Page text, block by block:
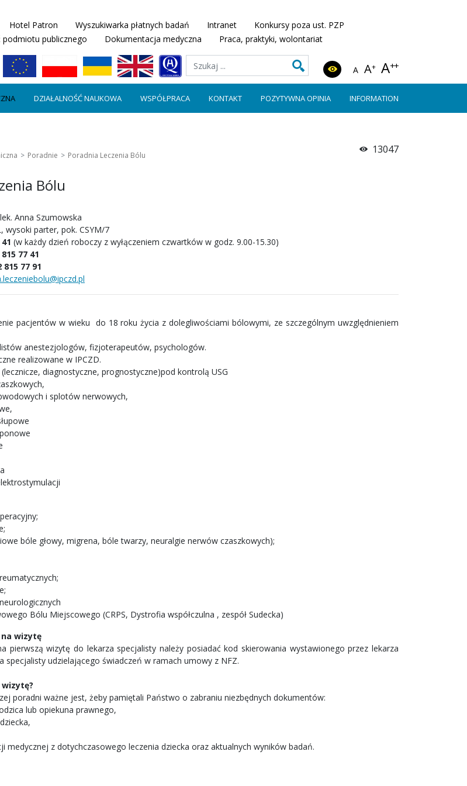
Hotel Patron Wyszukiwarka płatnych badań Intranet
Konkursy poza ust. PZP
publicznego
Dokumentacja medyczna Praca, praktyki, wolontariat
A A+ A++
DZIAŁALNOŚĆ NAUKOWA WSPÓŁPRACA KONTAKT POZYTYWNA OPINIA INFORMATION
Poradnie Poradnia Leczenia Bólu 13047
Bólu
Anna Szumowska
wysoki parter, pok. CSYM/7
(w każdy dzień roboczy z wyłączeniem czwartków w godz. 9.00-15.30)
77 41
815 77 91
pacjentów w wieku do 18 roku życia z dolegliwościami bólowymi, ze szczególnym uwzględnieniem
anestezjologów, fizjoterapeutów, psychologów.
realizowane w IPCZD.
diagnostyczne, prognostyczne)pod kontrolą USG
i splotów nerwowych,
bóle głowy, migrena, bóle twarzy, neuralgie nerwów czaszkowych);
Bólu Miejscowego (CRPS, Dystrofia współczulna , zespół Sudecka)
na wizytę
pierwszą wizytę do lekarza specjalisty należy posiadać kod skierowania wystawionego przez lekarza
specjalisty udzielającego świadczeń w ramach umowy z NFZ.
wizytę?
poradni ważne jest, żeby pamiętali Państwo o zabraniu niezbędnych dokumentów:
lub opiekuna prawnego,
medycznej z dotychczasowego leczenia dziecka oraz aktualnych wyników badań.